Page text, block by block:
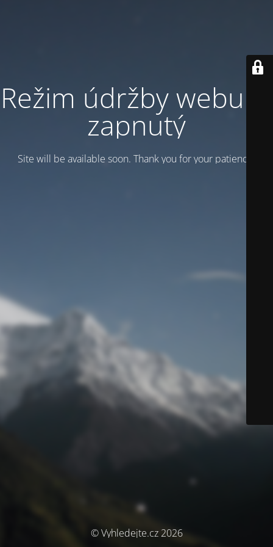
Režim údržby webu je
zapnutý
Site will be available soon. Thank you for your patience!
© Vyhledejte.cz 2026